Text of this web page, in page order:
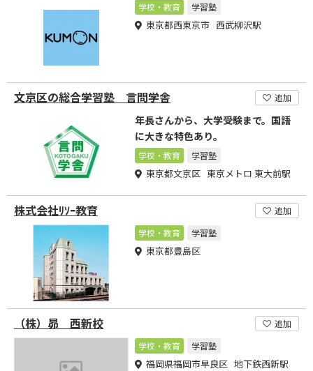
学校・教育
学習塾
東京都西東京市 西武柳沢駅
文京区の総合学習塾 言問学舎 追加
年長さんから、大学受験まで。国語
に大きな特色あり。
学校・教育 学習塾
東京都文京区 東京メトロ 東大前駅
株式会社ﾘｿｰ教育
追加
学校・教育
学習塾
東京都豊島区
（株）昴 西新校
追加
学校・教育
学習塾
福岡県福岡市早良区 地下鉄西新駅